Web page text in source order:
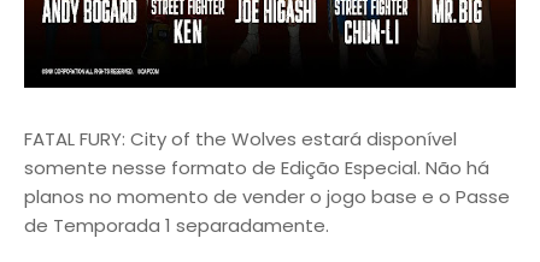
FATAL FURY: City of the Wolves estará disponível
somente nesse formato de Edição Especial. Não há
planos no momento de vender o jogo base e o Passe
de Temporada 1 separadamente.